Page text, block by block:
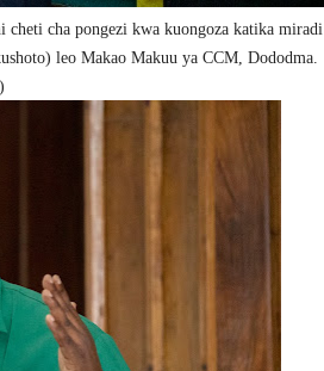
cha pongezi kwa kuongoza katika miradi
leo Makao Makuu ya CCM, Dododma.